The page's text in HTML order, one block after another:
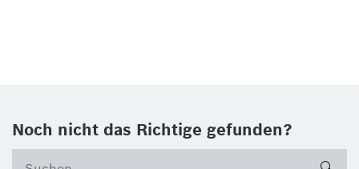
Noch nicht das Richtige gefunden?